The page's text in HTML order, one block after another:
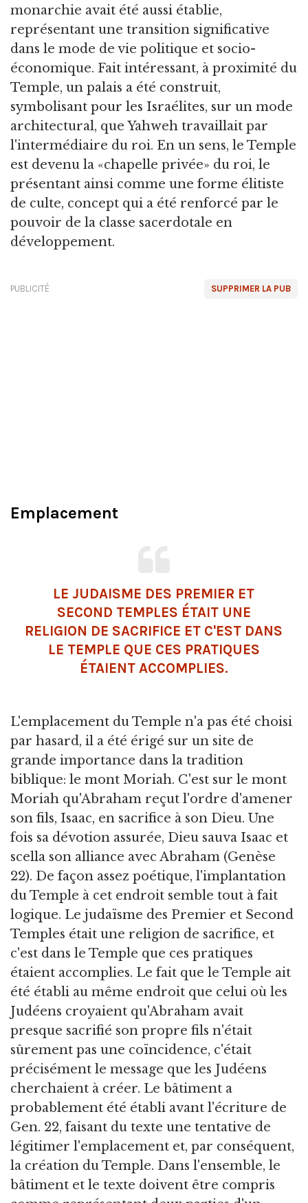
monarchie avait été aussi établie,
représentant une transition significative
dans le mode de vie politique et socio-
économique. Fait intéressant, à proximité du
Temple, un palais a été construit,
symbolisant pour les Israélites, sur un mode
architectural, que Yahweh travaillait par
l'intermédiaire du roi. En un sens, le Temple
est devenu la «chapelle privée» du roi, le
présentant ainsi comme une forme élitiste
de culte, concept qui a été renforcé par le
pouvoir de la classe sacerdotale en
développement.
SUPPRIMER LA PUB
PUBLICITÉ
Emplacement
LE JUDAISME DES PREMIER ET
SECOND TEMPLES ÉTAIT UNE
RELIGION DE SACRIFICE ET C'EST DANS
LE TEMPLE QUE CES PRATIQUES
ÉTAIENT ACCOMPLIES.
L'emplacement du Temple n'a pas été choisi
par hasard, il a été érigé sur un site de
grande importance dans la tradition
biblique: le mont Moriah. C'est sur le mont
Moriah qu'Abraham reçut l'ordre d'amener
son fils, Isaac, en sacrifice à son Dieu. Une
fois sa dévotion assurée, Dieu sauva Isaac et
scella son alliance avec Abraham (Genèse
22). De façon assez poétique, l'implantation
du Temple à cet endroit semble tout à fait
logique. Le judaïsme des Premier et Second
Temples était une religion de sacrifice, et
c'est dans le Temple que ces pratiques
étaient accomplies. Le fait que le Temple ait
été établi au même endroit que celui où les
Judéens croyaient qu'Abraham avait
presque sacrifié son propre fils n'était
sûrement pas une coïncidence, c'était
précisément le message que les Judéens
cherchaient à créer. Le bâtiment a
probablement été établi avant l'écriture de
Gen. 22, faisant du texte une tentative de
légitimer l'emplacement et, par conséquent,
la création du Temple. Dans l'ensemble, le
bâtiment et le texte doivent être compris